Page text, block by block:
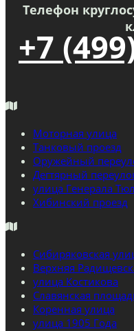
Телефон
+7
Моторная улица
Танковый проезд
Оружейный
Дегтярный
улица Генерала
Хибинский проезд
Сибиряковская
Верхняя
улица Костикова
Славянская
Коренная улица
улица 1905 Года